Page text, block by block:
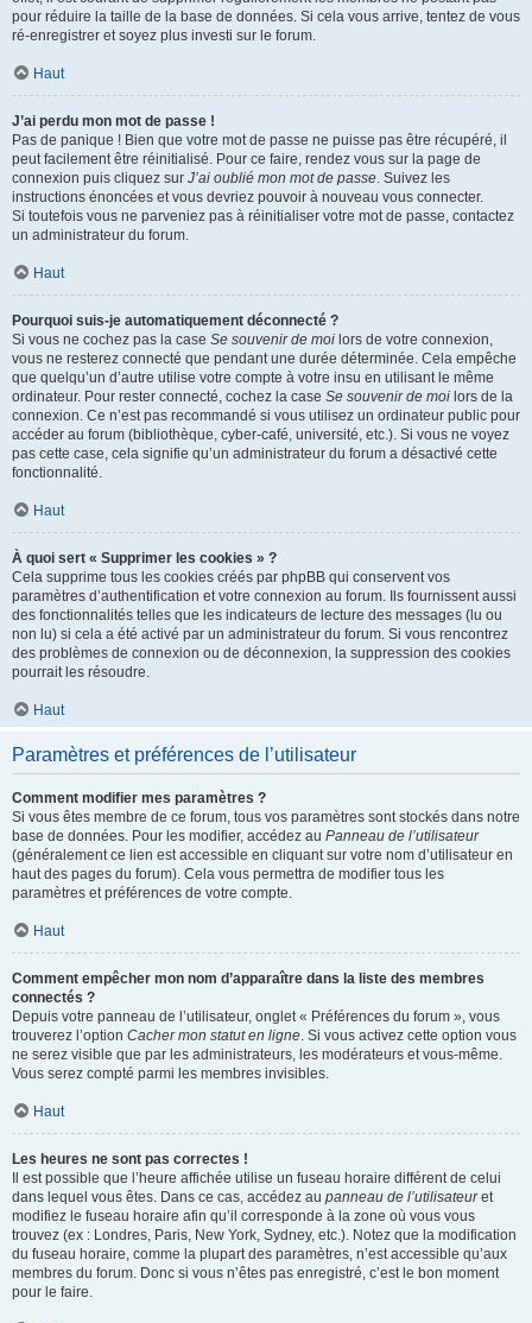
pour réduire la taille de la base de données. Si cela vous arrive, tentez de vous
ré-enregistrer et soyez plus investi sur le forum.
Haut
J’ai perdu mon mot de passe !
Pas de panique ! Bien que votre mot de passe ne puisse pas être récupéré, il
peut facilement être réinitialisé. Pour ce faire, rendez vous sur la page de
connexion puis cliquez sur J’ai oublié mon mot de passe. Suivez les
instructions énoncées et vous devriez pouvoir à nouveau vous connecter.
Si toutefois vous ne parveniez pas à réinitialiser votre mot de passe, contactez
un administrateur du forum.
Haut
Pourquoi suis-je automatiquement déconnecté ?
Si vous ne cochez pas la case Se souvenir de moi lors de votre connexion,
vous ne resterez connecté que pendant une durée déterminée. Cela empêche
que quelqu’un d’autre utilise votre compte à votre insu en utilisant le même
ordinateur. Pour rester connecté, cochez la case Se souvenir de moi lors de la
connexion. Ce n’est pas recommandé si vous utilisez un ordinateur public pour
accéder au forum (bibliothèque, cyber-café, université, etc.). Si vous ne voyez
pas cette case, cela signifie qu’un administrateur du forum a désactivé cette
fonctionnalité.
Haut
À quoi sert « Supprimer les cookies » ?
Cela supprime tous les cookies créés par phpBB qui conservent vos
paramètres d’authentification et votre connexion au forum. Ils fournissent aussi
des fonctionnalités telles que les indicateurs de lecture des messages (lu ou
non lu) si cela a été activé par un administrateur du forum. Si vous rencontrez
des problèmes de connexion ou de déconnexion, la suppression des cookies
pourrait les résoudre.
Haut
Paramètres et préférences de l’utilisateur
Comment modifier mes paramètres ?
Si vous êtes membre de ce forum, tous vos paramètres sont stockés dans notre
base de données. Pour les modifier, accédez au Panneau de l’utilisateur
(généralement ce lien est accessible en cliquant sur votre nom d’utilisateur en
haut des pages du forum). Cela vous permettra de modifier tous les
paramètres et préférences de votre compte.
Haut
Comment empêcher mon nom d’apparaître dans la liste des membres
connectés ?
Depuis votre panneau de l’utilisateur, onglet « Préférences du forum », vous
trouverez l’option Cacher mon statut en ligne. Si vous activez cette option vous
ne serez visible que par les administrateurs, les modérateurs et vous-même.
Vous serez compté parmi les membres invisibles.
Haut
Les heures ne sont pas correctes !
Il est possible que l’heure affichée utilise un fuseau horaire différent de celui
dans lequel vous êtes. Dans ce cas, accédez au panneau de l’utilisateuret
modifiez le fuseau horaire afin qu’il corresponde à la zone où vous vous
trouvez (ex : Londres, Paris, New York, Sydney, etc.). Notez que la modification
du fuseau horaire, comme la plupart des paramètres, n’est accessible qu’aux
membres du forum. Donc si vous n’êtes pas enregistré, c’est le bon moment
pour le faire.